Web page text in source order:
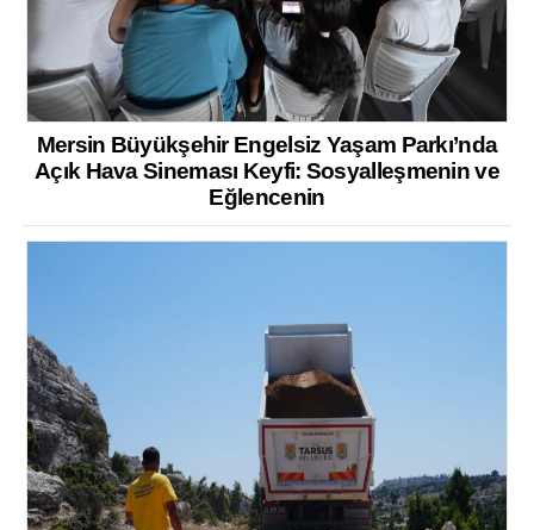
Mersin Büyükşehir Engelsiz Yaşam Parkı’nda
Açık Hava Sineması Keyfi: Sosyalleşmenin ve
Eğlencenin